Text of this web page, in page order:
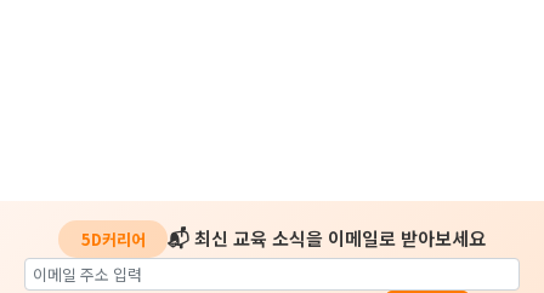
5D커리어 📬 최신 교육 소식을 이메일로 받아보세요